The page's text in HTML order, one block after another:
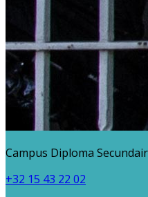
Campus Diploma
+32 15 43 22 02